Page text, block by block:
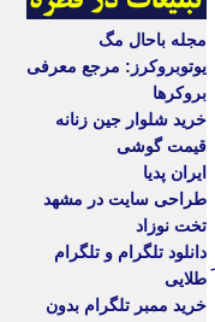
مجله باحال مگ
یوتوبروکرز: مرجع معرفی
بروکرها
خرید شلوار جین زنانه
قیمت گوشی
ایران پدیا
طراحی سایت در مشهد
تخت نوزاد
دانلود تلگرام و تلگرام
طلایی
خرید ممبر تلگرام بدون